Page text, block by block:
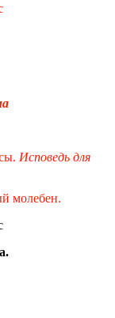
Исповедь для
молебен.